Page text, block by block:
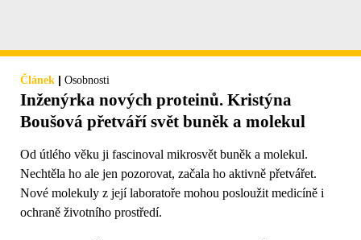
Článek | Osobnosti
Inženýrka nových proteinů. Kristýna
Boušová přetváří svět buněk a molekul
Od útlého věku ji fascinoval mikrosvět buněk a molekul.
Nechtěla ho ale jen pozorovat, začala ho aktivně přetvářet.
Nové molekuly z její laboratoře mohou posloužit medicíně i
ochraně životního prostředí.